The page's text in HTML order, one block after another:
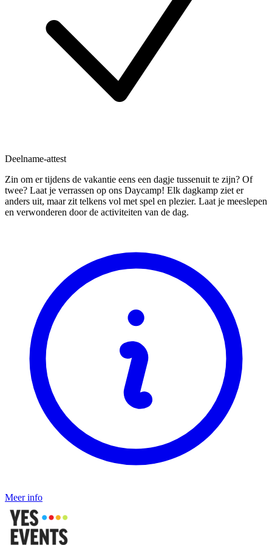
Deelname-attest
Zin om er tijdens de vakantie eens een dagje tussenuit te zijn? Of
twee? Laat je verrassen op ons Daycamp! Elk dagkamp ziet er
anders uit, maar zit telkens vol met spel en plezier. Laat je meeslepen
en verwonderen door de activiteiten van de dag.
Meer info